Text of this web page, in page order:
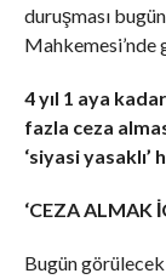
duruşması
Mahkemesi’nde
4 yıl 1 aya
fazla ceza
‘siyasi yasaklı’
‘CEZA ALMAK
Bugün